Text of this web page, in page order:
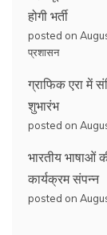
होगी भर्ती
posted on
प्रशासन
ग्राफिक एरा में
शुभारंभ
posted on
भारतीय भाषाओं
कार्यक्रम संपन्न
posted on